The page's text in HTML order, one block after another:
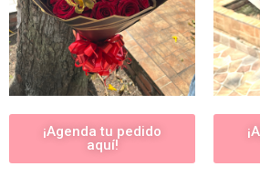
¡Agenda tu pedido
aquí!